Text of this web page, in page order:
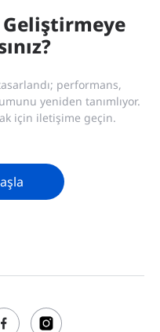
Geliştirmeye
performans,
yeniden tanımlıyor.
için iletişime geçin.